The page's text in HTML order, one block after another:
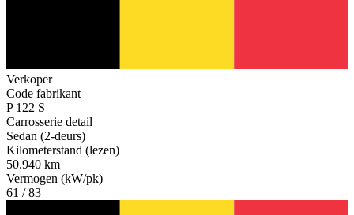
Verkoper
Code fabrikant
P 122 S
Carrosserie detail
Sedan (2-deurs)
Kilometerstand (lezen)
50.940 km
Vermogen (kW/pk)
61 / 83